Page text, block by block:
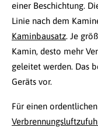
einer Beschichtung.
Linie nach dem
Kaminbausatz. Je
Kamin, desto mehr
geleitet werden. Das
Geräts vor.
Für einen